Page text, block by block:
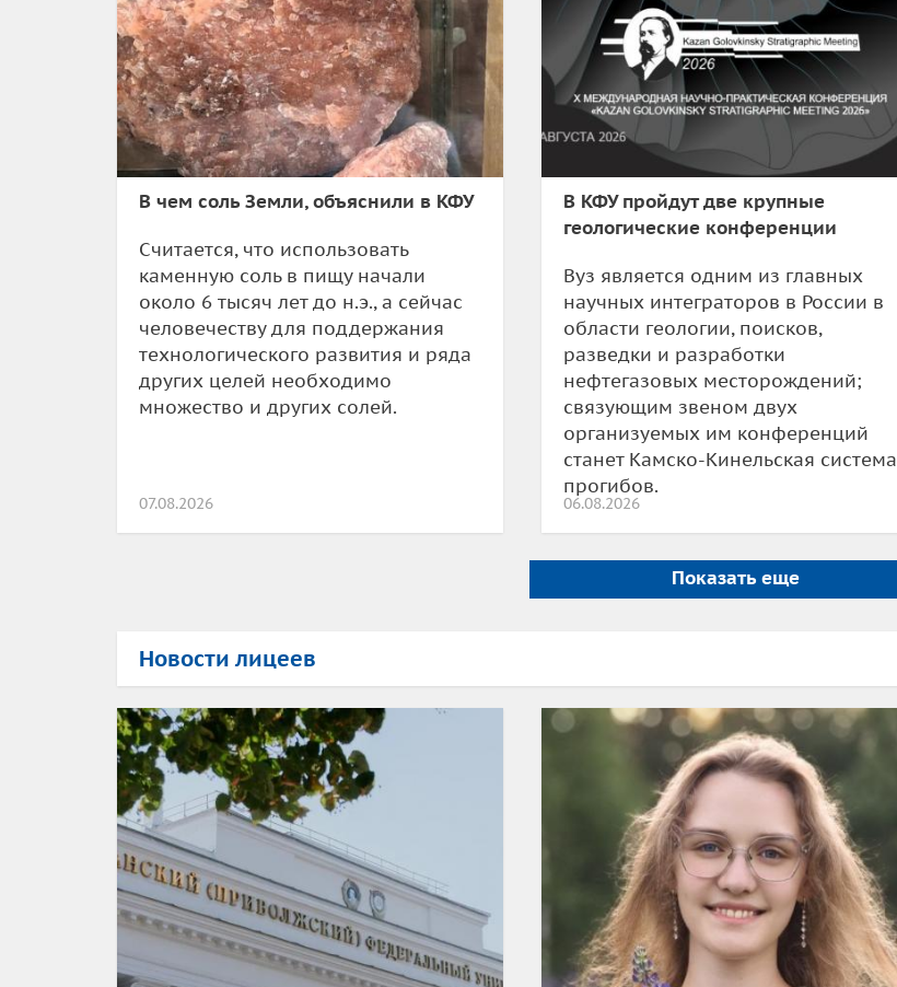
В чем соль Земли, объяснили в КФУ
Считается, что использовать
каменную соль в пищу начали
около 6 тысяч лет до н.э., а сейчас
человечеству для поддержания
технологического развития и ряда
других целей необходимо
множество и других солей.
07.08.2026
В КФУ пройдут две крупные
геологические конференции
Вуз является одним из главных
научных интеграторов в России в
области геологии, поисков,
разведки и разработки
нефтегазовых месторождений;
связующим звеном двух
организуемых им конференций
станет Камско-Кинельская система
прогибов.
06.08.2026
Показать еще
Новости лицеев